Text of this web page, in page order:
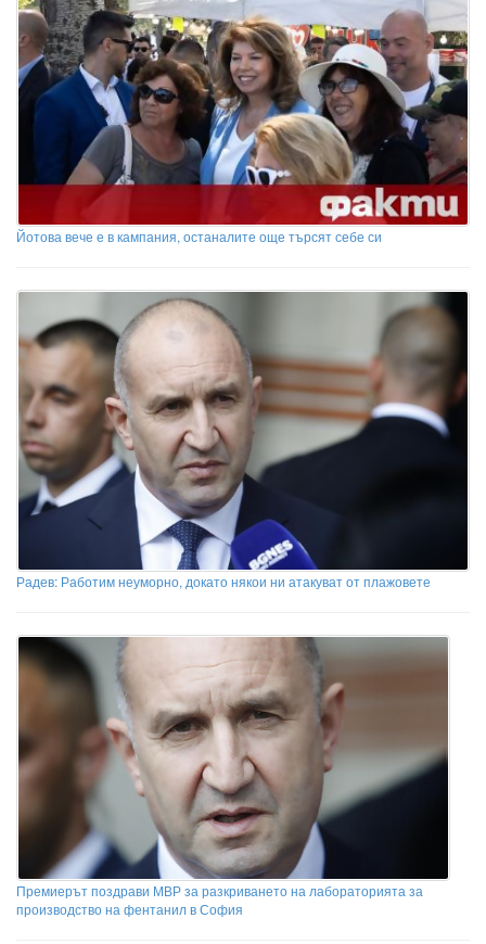
Йотова вече е в кампания, останалите още търсят себе си
Радев: Работим неуморно, докато някои ни атакуват от плажовете
Премиерът поздрави МВР за разкриването на лабораторията за
производство на фентанил в София